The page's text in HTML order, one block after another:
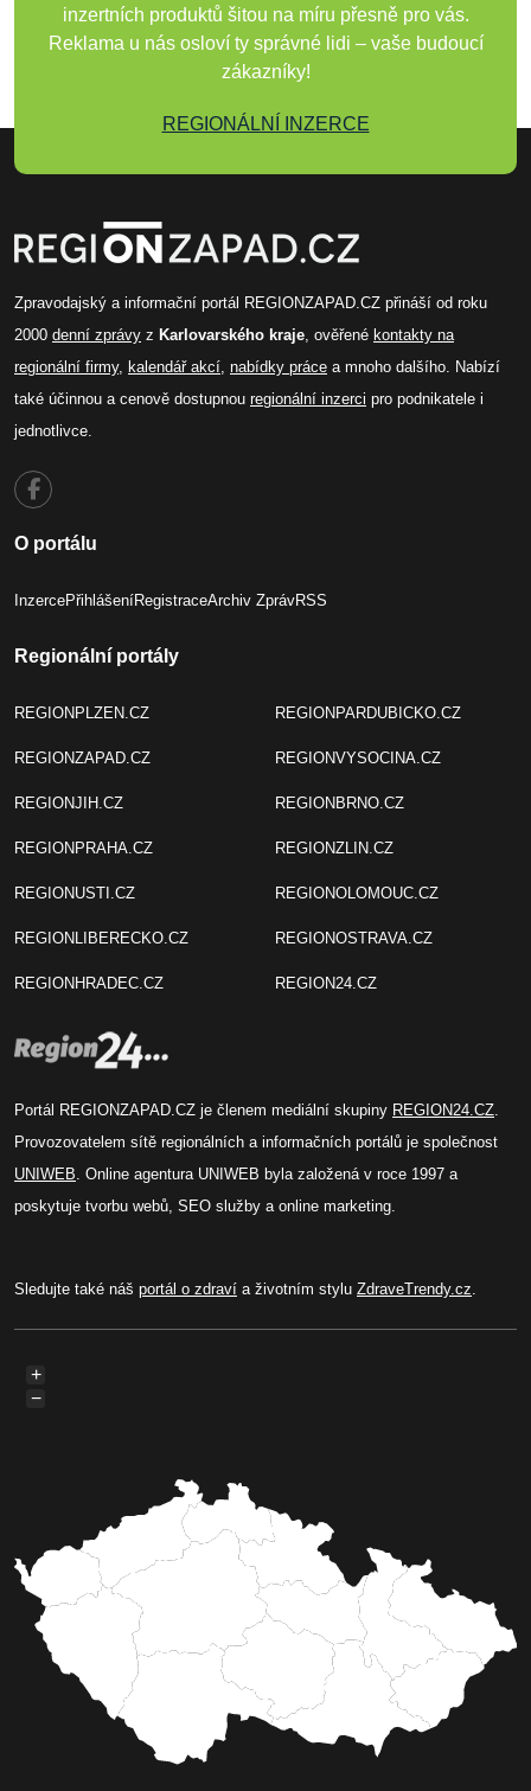
inzertních produktů šitou na míru přesně pro vás.
Reklama u nás osloví ty správné lidi – vaše budoucí
zákazníky!
REGIONÁLNÍ INZERCE
Zpravodajský a informační portál REGIONZAPAD.CZ přináší od roku
2000 denní zprávy z Karlovarského kraje, ověřené kontakty na
regionální firmy, kalendář akcí, nabídky práce a mnoho dalšího. Nabízí
také účinnou a cenově dostupnou regionální inzerci pro podnikatele i
jednotlivce.
O portálu
InzercePřihlášeníRegistraceArchiv ZprávRSS
Regionální portály
REGIONPLZEN.CZ
REGIONZAPAD.CZ
REGIONJIH.CZ
REGIONPRAHA.CZ
REGIONUSTI.CZ
REGIONLIBERECKO.CZ
REGIONHRADEC.CZ
REGIONPARDUBICKO.CZ
REGIONVYSOCINA.CZ
REGIONBRNO.CZ
REGIONZLIN.CZ
REGIONOLOMOUC.CZ
REGIONOSTRAVA.CZ
REGION24.CZ
Portál REGIONZAPAD.CZ je členem mediální skupiny REGION24.CZ.
Provozovatelem sítě regionálních a informačních portálů je společnost
UNIWEB. Online agentura UNIWEB byla založená v roce 1997 a
poskytuje tvorbu webů, SEO služby a online marketing.
Sledujte také náš portál o zdraví a životním stylu ZdraveTrendy.cz.
+
−